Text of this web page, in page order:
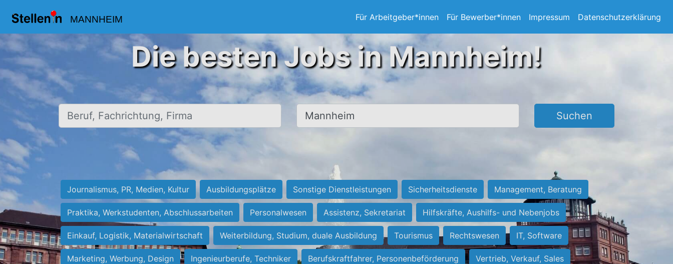
MANNHEIM Für Arbeitgeber*innen Für Bewerber*innen Impressum Datenschutzerklärung
Die besten Jobs in Mannheim!
Beruf, Fachrichtung, Firma Ort, Stadt Suchen
Journalismus, PR, Medien, Kultur Ausbildungsplätze Sonstige Dienstleistungen Sicherheitsdienste Management, Beratung
Praktika, Werkstudenten, Abschlussarbeiten Personalwesen Assistenz, Sekretariat Hilfskräfte, Aushilfs- und Nebenjobs
Einkauf, Logistik, Materialwirtschaft Weiterbildung, Studium, duale Ausbildung Tourismus Rechtswesen IT, Software
Marketing, Werbung, Design Ingenieurberufe, Techniker Berufskraftfahrer, Personenbeförderung Vertrieb, Verkauf, Sales